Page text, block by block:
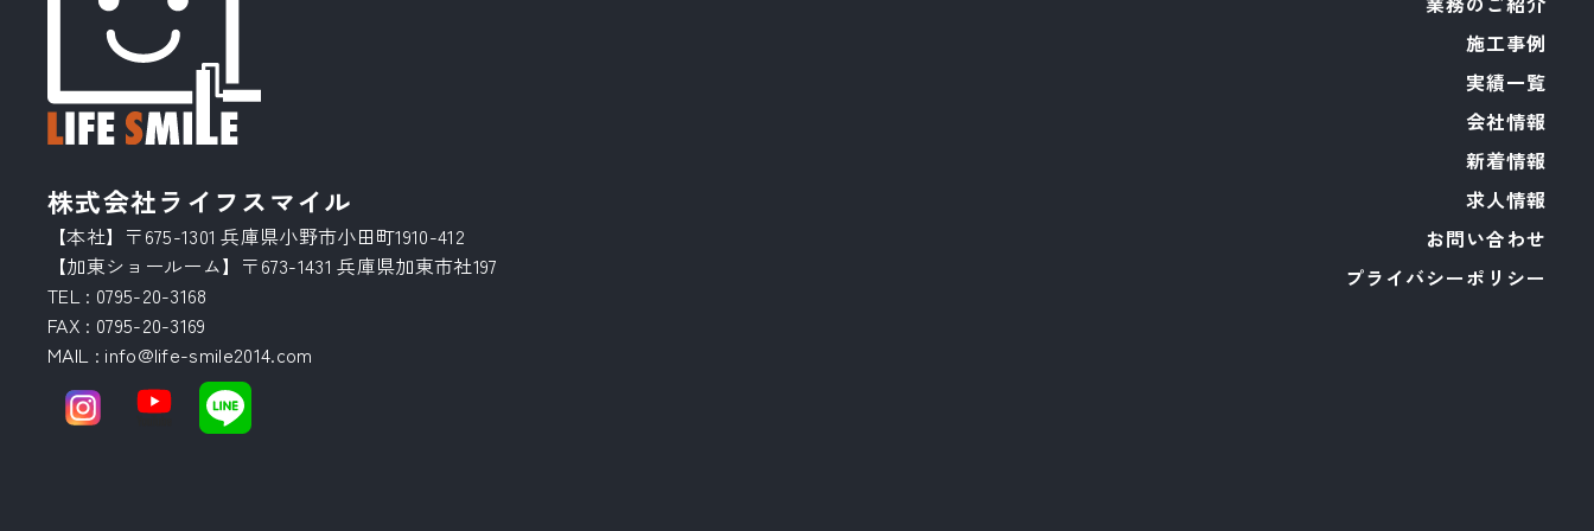
株式会社ライフスマイル
【本社】〒675-1301 兵庫県小野市小田町1910-412
【加東ショールーム】〒673-1431 兵庫県加東市社197
TEL : 0795-20-3168
FAX : 0795-20-3169
MAIL : info@life-smile2014.com
施工事例
実績一覧
会社情報
新着情報
求人情報
お問い合わせ
プライバシーポリシー